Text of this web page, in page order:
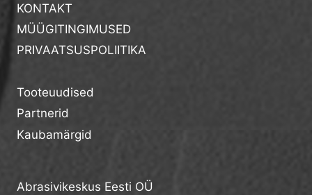
KONTAKT
MÜÜGITINGIMUSED
PRIVAATSUSPOLIITIKA
Tooteuudised
Partnerid
Kaubamärgid
Abrasivikeskus Eesti OÜ